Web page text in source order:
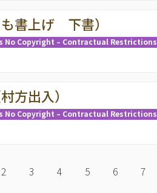
書上げ 下書）
No Copyright – Contractual Restrictions
方出入）
No Copyright – Contractual Restrictions
Page
2 Page
3 Page
4 Page
5 Page
6 Page
7